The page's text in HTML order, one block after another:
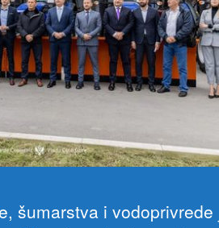
šumarstva i vodoprivrede